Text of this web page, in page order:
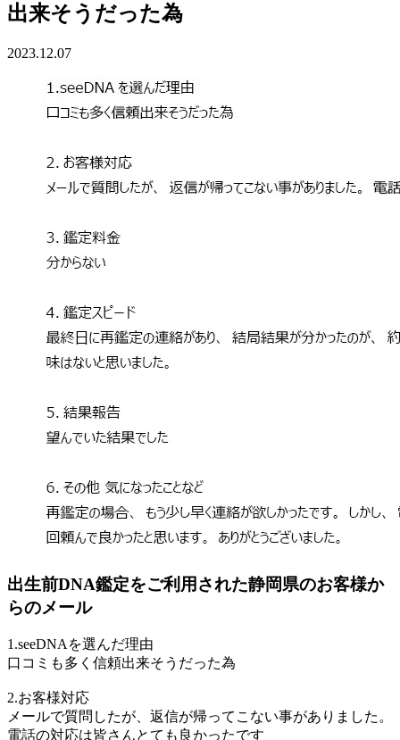
出来そうだった為
2023.12.07
出生前DNA鑑定をご利用された静岡県のお客様か
らのメール
1.seeDNAを選んだ理由
口コミも多く信頼出来そうだった為
2.お客様対応
メールで質問したが、返信が帰ってこない事がありました。
電話の対応は皆さんとても良かったです